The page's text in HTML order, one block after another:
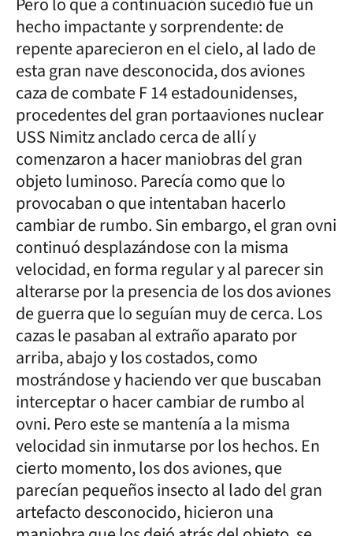
hecho impactante y sorprendente: de
repente aparecieron en el cielo, al lado de
esta gran nave desconocida, dos aviones
caza de combate F 14 estadounidenses,
procedentes del gran portaaviones nuclear
USS Nimitz anclado cerca de allí y
comenzaron a hacer maniobras del gran
objeto luminoso. Parecía como que lo
provocaban o que intentaban hacerlo
cambiar de rumbo. Sin embargo, el gran ovni
continuó desplazándose con la misma
velocidad, en forma regular y al parecer sin
alterarse por la presencia de los dos aviones
de guerra que lo seguían muy de cerca. Los
cazas le pasaban al extraño aparato por
arriba, abajo y los costados, como
mostrándose y haciendo ver que buscaban
interceptar o hacer cambiar de rumbo al
ovni. Pero este se mantenía a la misma
velocidad sin inmutarse por los hechos. En
cierto momento, los dos aviones, que
parecían pequeños insecto al lado del gran
artefacto desconocido, hicieron una